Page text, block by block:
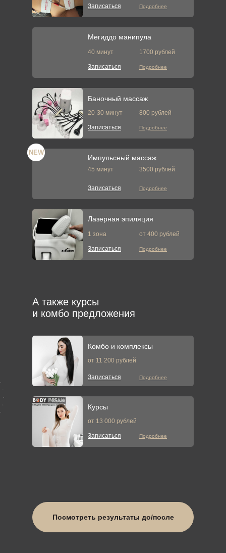
Записаться
Лазерная эпиляция
от 400 рублей
Подробнее
1 зона
Записаться Подробнее
20-30 минут
Подробнее
800 рублей
Баночный массаж
Записаться
Записаться
Мегиддо манипула
Подробнее
1700 рублей
40 минут
Импульсный массаж
Записаться Подробнее
45 минут 3500 рублей
NEW
Записаться
РФ лифтинг лица
20 минут
Подробнее
1 сеанс
Записаться
Подробнее
А также курсы
и комбо предложения
Записаться
Курсы
от 13 000 рублей
Подробнее
Комбо и комплексы
от 11 200 рублей
Записаться Подробнее
Посмотреть результаты до/после